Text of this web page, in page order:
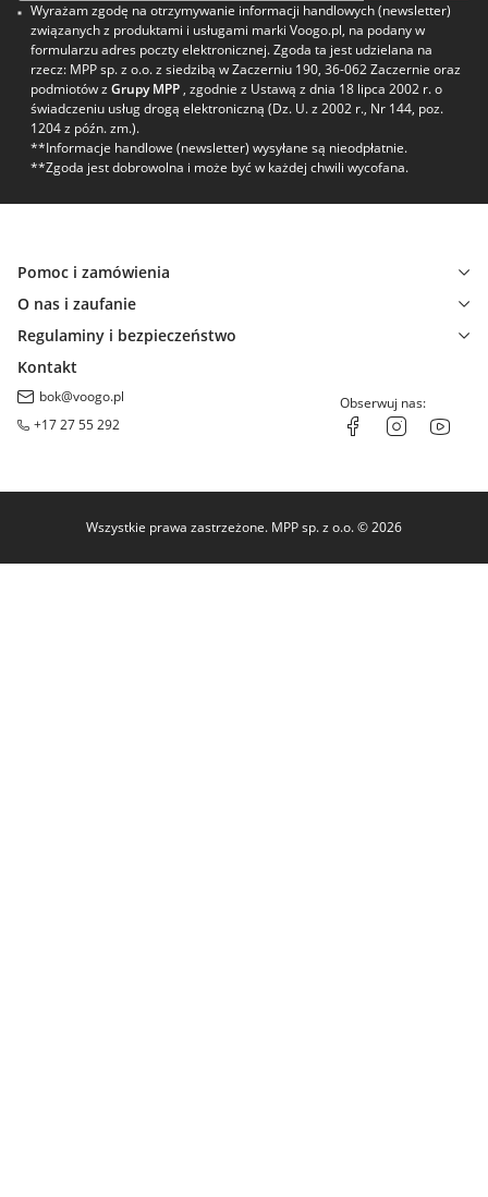
Wyrażam zgodę na otrzymywanie informacji handlowych (newsletter)
związanych z produktami i usługami marki Voogo.pl, na podany w
formularzu adres poczty elektronicznej. Zgoda ta jest udzielana na
rzecz: MPP sp. z o.o. z siedzibą w Zaczerniu 190, 36-062 Zaczernie oraz
podmiotów z Grupy MPP , zgodnie z Ustawą z dnia 18 lipca 2002 r. o
świadczeniu usług drogą elektroniczną (Dz. U. z 2002 r., Nr 144, poz.
1204 z późn. zm.).
**Informacje handlowe (newsletter) wysyłane są nieodpłatnie.
**Zgoda jest dobrowolna i może być w każdej chwili wycofana.
Pomoc i zamówienia
O nas i zaufanie
Regulaminy i bezpieczeństwo
Kontakt
bok@voogo.pl
+17 27 55 292
Obserwuj nas:
Wszystkie prawa zastrzeżone. MPP sp. z o.o. © 2026